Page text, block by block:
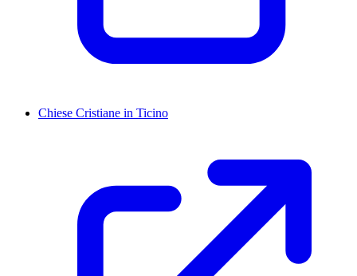
Chiese Cristiane in Ticino